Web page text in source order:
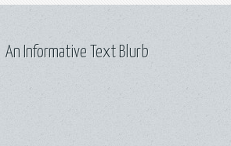
An Informative Text Blurb